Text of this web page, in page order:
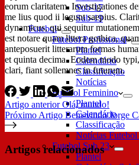
Sub-17
Sub-19
Futebol
Futebol Profissional
Plantel
Calendário
Classificação
Notícias
Futebol Feminino
Plantel
Calendário
Classificação
Notícias
Futebol Sub 23
Plantel
eorum claritatem. Investigationes
me lius quod ii legunt saepius.
dynamicus, qui sequitur
est notare quam littera gothica,
anteposuerit litterarum formas
et quinta decima. Eodem modo
clari, fiant sollemnes in futurum.
Artigo anteriorOlá, mundo!
Próximo Artigo Bem-vindo Jorge
Artigos relacionados